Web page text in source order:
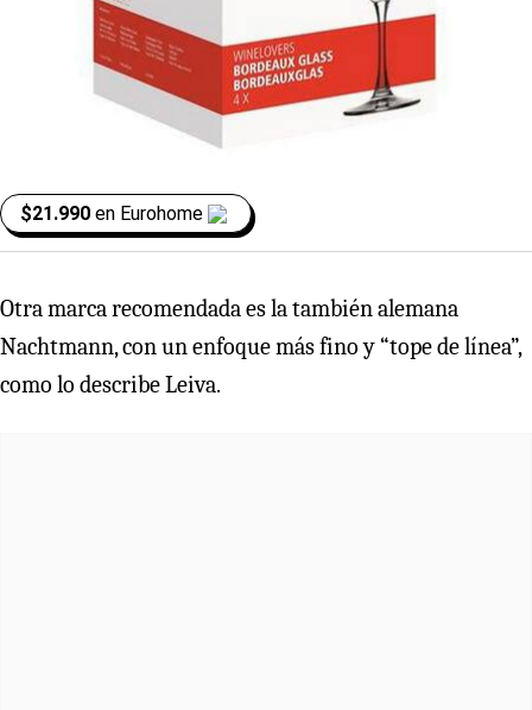
$21.990 en Eurohome
Otra marca recomendada es la también alemana
Nachtmann, con un enfoque más fino y “tope de línea”,
como lo describe Leiva.